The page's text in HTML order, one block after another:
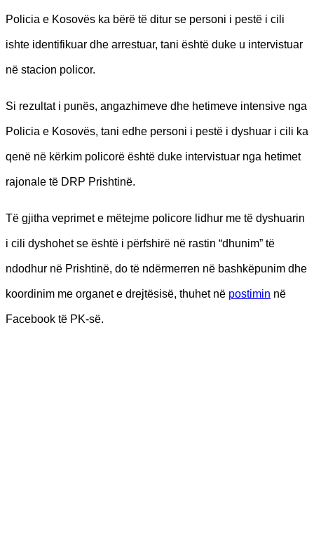
Policia e Kosovës ka bërë të ditur se personi i pestë i cili
ishte identifikuar dhe arrestuar, tani është duke u intervistuar
në stacion policor.
Si rezultat i punës, angazhimeve dhe hetimeve intensive nga
Policia e Kosovës, tani edhe personi i pestë i dyshuar i cili ka
qenë në kërkim policorë është duke intervistuar nga hetimet
rajonale të DRP Prishtinë.
Të gjitha veprimet e mëtejme policore lidhur me të dyshuarin
i cili dyshohet se është i përfshirë në rastin “dhunim” të
ndodhur në Prishtinë, do të ndërmerren në bashkëpunim dhe
koordinim me organet e drejtësisë, thuhet në postimin në
Facebook të PK-së.